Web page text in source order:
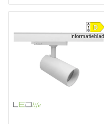
Informatieblad